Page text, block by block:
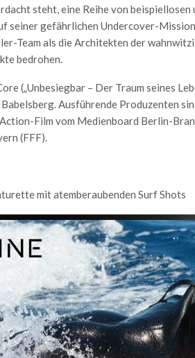
steht, eine Reihe von
seiner gefährlichen Undercover-
Team als die Architekten der
bedrohen.
(„Unbesiegbar – Der Traum seines
Ausführende Produzenten
Film vom Medienboard Berlin-
(FFF).
mit atemberaubenden Surf Shots